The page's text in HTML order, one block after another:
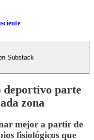
Substack
deportivo parte
zona
mejor a partir de
fisiológicos que